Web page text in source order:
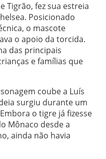
Tigrão, fez sua estreia
Posicionado
o mascote
o apoio da torcida.
das principais
e famílias que
coube a Luís
surgiu durante um
o tigre já fizesse
Mônaco desde a
ainda não havia